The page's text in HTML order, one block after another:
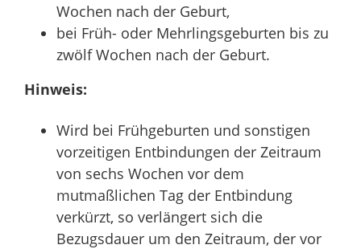
Wochen nach der Geburt,
bei Früh- oder Mehrlingsgeburten bis zu
zwölf Wochen nach der Geburt.
Hinweis:
Wird bei Frühgeburten und sonstigen
vorzeitigen Entbindungen der Zeitraum
von sechs Wochen vor dem
mutmaßlichen Tag der Entbindung
verkürzt, so verlängert sich die
Bezugsdauer um den Zeitraum, der vor